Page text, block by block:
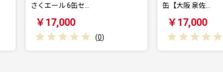
缶【大阪 泉佐…
￥17,000
阪 泉佐
￥